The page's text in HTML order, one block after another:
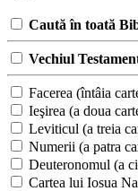
Caută în toată
Vechiul
Facerea (întâia
Ieşirea (a doua
Leviticul (a treia
Numerii (a patra
Deuteronomul (a
Cartea lui Iosua